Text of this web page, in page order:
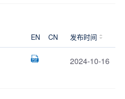
EN CN 发布时间
2024-10-16